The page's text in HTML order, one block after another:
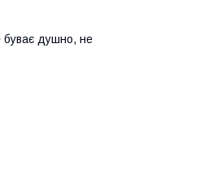
буває душно, не